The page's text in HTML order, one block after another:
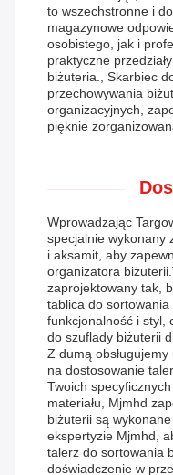
to wszechstronne i
magazynowe
osobistego, jak i
praktyczne
biżuteria., Skarbiec
przechowywania
organizacyjnych,
pięknie
Wprowadzając
specjalnie wykonany
i aksamit, aby
organizatora
zaprojektowany tak,
tablica do
funkcjonalność i styl,
do szuflady biżuterii
Z dumą
na dostosowanie
Twoich
materiału, Mjmhd
biżuterii są
ekspertyzie Mjmhd,
talerz do sortowania
doświadczenie w